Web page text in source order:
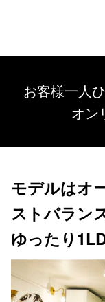
お客様一人
オン
モデルはオ
ストバラン
ゆったり